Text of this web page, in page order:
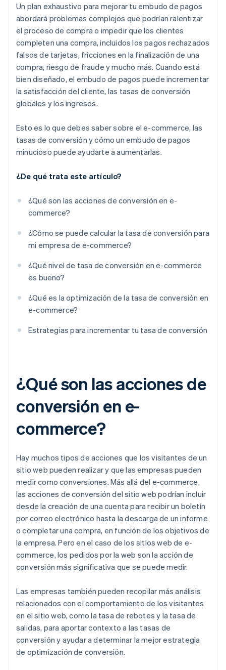
Un plan exhaustivo para mejorar tu embudo de pagos
abordará problemas complejos que podrían ralentizar
el proceso de compra o impedir que los clientes
completen una compra, incluidos los pagos rechazados
falsos de tarjetas, fricciones en la finalización de una
compra, riesgo de fraude y mucho más. Cuando está
bien diseñado, el embudo de pagos puede incrementar
la satisfacción del cliente, las tasas de conversión
globales y los ingresos.
Esto es lo que debes saber sobre el e-commerce, las
tasas de conversión y cómo un embudo de pagos
minucioso puede ayudarte a aumentarlas.
¿De qué trata este artículo?
¿Qué son las acciones de conversión en e-
commerce?
¿Cómo se puede calcular la tasa de conversión para
mi empresa de e-commerce?
¿Qué nivel de tasa de conversión en e-commerce
es bueno?
¿Qué es la optimización de la tasa de conversión en
e-commerce?
Estrategias para incrementar tu tasa de conversión
¿Qué son las acciones de
conversión en e-
commerce?
Hay muchos tipos de acciones que los visitantes de un
sitio web pueden realizar y que las empresas pueden
medir como conversiones. Más allá del e-commerce,
las acciones de conversión del sitio web podrían incluir
desde la creación de una cuenta para recibir un boletín
por correo electrónico hasta la descarga de un informe
o completar una compra, en función de los objetivos de
la empresa. Pero en el caso de los sitios web de e-
commerce, los pedidos por la web son la acción de
conversión más significativa que se puede medir.
Las empresas también pueden recopilar más análisis
relacionados con el comportamiento de los visitantes
en el sitio web, como la tasa de rebotes y la tasa de
salidas, para aportar contexto a las tasas de
conversión y ayudar a determinar la mejor estrategia
de optimización de conversión.